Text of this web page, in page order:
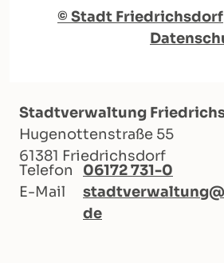
© Stadt Friedrichsdorf
Stadtverwaltung
Hugenottenstraße 55
61381 Friedrichsdorf
Telefon
06172 731-0
E-Mail
de